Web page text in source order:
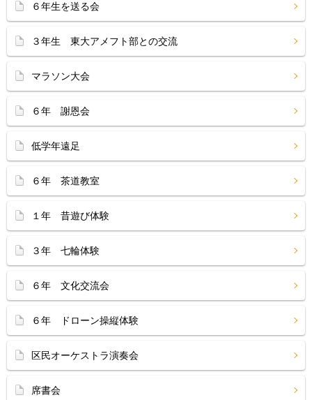
６年生を送る会
３年生 東大アメフト部との交流
マラソン大会
６年 謝恩会
低学年遠足
６年 茶道教室
１年 昔遊び体験
３年 七輪体験
６年 文化交流会
６年 ドローン操縦体験
区民オーケストラ演奏会
席書会